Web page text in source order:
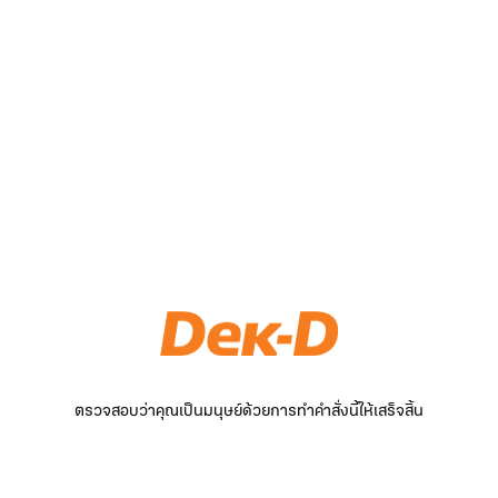
ตรวจสอบว่าคุณเป็นมนุษย์ด้วยการทำคำสั่งนี้ให้เสร็จสิ้น